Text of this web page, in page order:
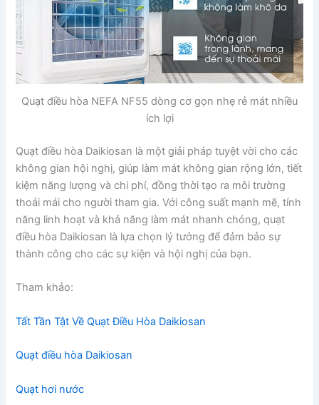
Quạt điều hòa NEFA NF55 dòng cơ gọn nhẹ rẻ mát nhiều
ích lợi
Quạt điều hòa Daikiosan là một giải pháp tuyệt vời cho các
không gian hội nghị, giúp làm mát không gian rộng lớn, tiết
kiệm năng lượng và chi phí, đồng thời tạo ra môi trường
thoải mái cho người tham gia. Với công suất mạnh mẽ, tính
năng linh hoạt và khả năng làm mát nhanh chóng, quạt
điều hòa Daikiosan là lựa chọn lý tưởng để đảm bảo sự
thành công cho các sự kiện và hội nghị của bạn.
Tham khảo:
Tất Tần Tật Về Quạt Điều Hòa Daikiosan
Quạt điều hòa Daikiosan
Quạt hơi nước